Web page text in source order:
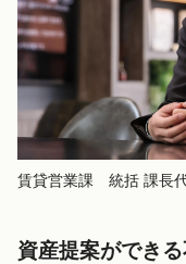
賃貸営業課 統括 課長
資産提案ができ